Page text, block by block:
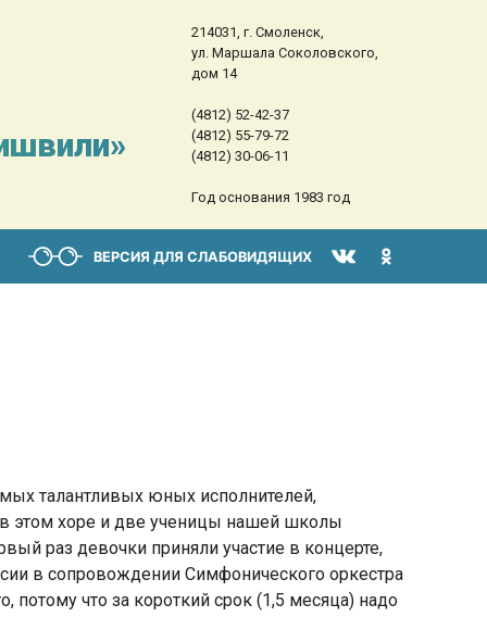
214031, г. Смоленск,
ул. Маршала Соколовского,
дом 14
(4812) 52-42-37
(4812) 55-79-72
(4812) 30-06-11
Год основания 1983 год
ВЕРСИЯ ДЛЯ СЛАБОВИДЯЩИХ
талантливых юных исполнителей,
этом хоре и две ученицы нашей школы
раз девочки приняли участие в концерте,
в сопровождении Симфонического оркестра
потому что за короткий срок (1,5 месяца) надо